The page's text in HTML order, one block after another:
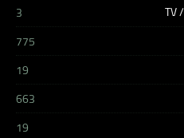
3
775
19
663
19